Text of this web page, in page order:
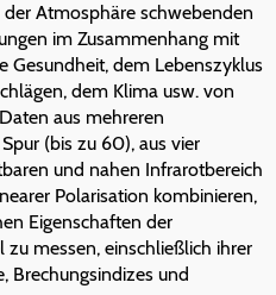
Atmosphäre schwebenden
im Zusammenhang mit
Gesundheit, dem Lebenszyklus
dem Klima usw. von
aus mehreren
(bis zu 60), aus vier
und nahen Infrarotbereich
Polarisation kombinieren,
Eigenschaften der
messen, einschließlich ihrer
Brechungsindizes und